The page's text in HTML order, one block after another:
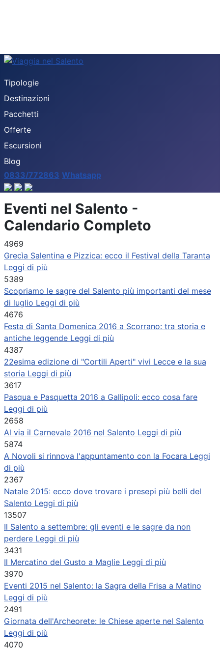
Tipologie
Destinazioni
Pacchetti
Offerte
Escursioni
Blog
0833/772863 Whatsapp
Eventi nel Salento -
Calendario Completo
4969
Grecìa Salentina e Pizzica: ecco il Festival della Taranta
Leggi di più
5389
Scopriamo le sagre del Salento più importanti del mese
di luglio Leggi di più
4676
Festa di Santa Domenica 2016 a Scorrano: tra storia e
antiche leggende Leggi di più
4387
22esima edizione di "Cortili Aperti" vivi Lecce e la sua
storia Leggi di più
3617
Pasqua e Pasquetta 2016 a Gallipoli: ecco cosa fare
Leggi di più
2658
Al via il Carnevale 2016 nel Salento Leggi di più
5874
A Novoli si rinnova l'appuntamento con la Focara Leggi
di più
2367
Natale 2015: ecco dove trovare i presepi più belli del
Salento Leggi di più
13507
Il Salento a settembre: gli eventi e le sagre da non
perdere Leggi di più
3431
Il Mercatino del Gusto a Maglie Leggi di più
3970
Eventi 2015 nel Salento: la Sagra della Frisa a Matino
Leggi di più
2491
Giornata dell'Archeorete: le Chiese aperte nel Salento
Leggi di più
4070